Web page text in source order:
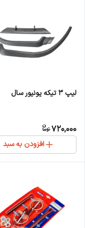
لیپ 3 تیکه یونیور سال
720,000
افزودن به سبد